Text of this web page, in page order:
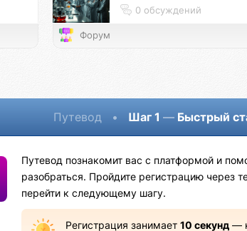
0 обсуждений
Форум
Путевод • Шаг 1 — Быстрый
Путевод познакомит вас с платформой и
разобраться. Пройдите регистрацию через
перейти к следующему шагу.
Регистрация занимает 10 секунд—